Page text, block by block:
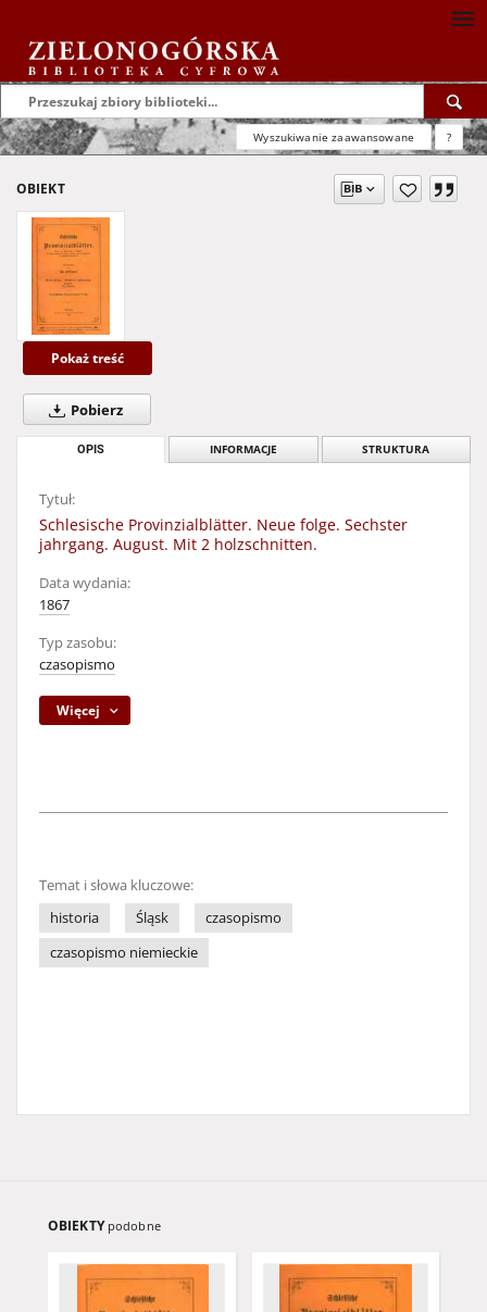
Wyszukiwanie zaawansowane ?
OBIEKT
Pokaż treść
Pobierz
OPIS INFORMACJE STRUKTURA
Tytuł:
Schlesische Provinzialblätter. Neue folge. Sechster
jahrgang. August. Mit 2 holzschnitten.
Data wydania:
1867
Typ zasobu:
czasopismo
Więcej
Temat i słowa kluczowe:
historia
Śląsk
czasopismo
czasopismo niemieckie
OBIEKTY podobne